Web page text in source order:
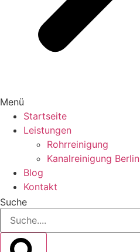
Menü
Startseite
Leistungen
Rohrreinigung
Kanalreinigung Berlin
Blog
Kontakt
Suche